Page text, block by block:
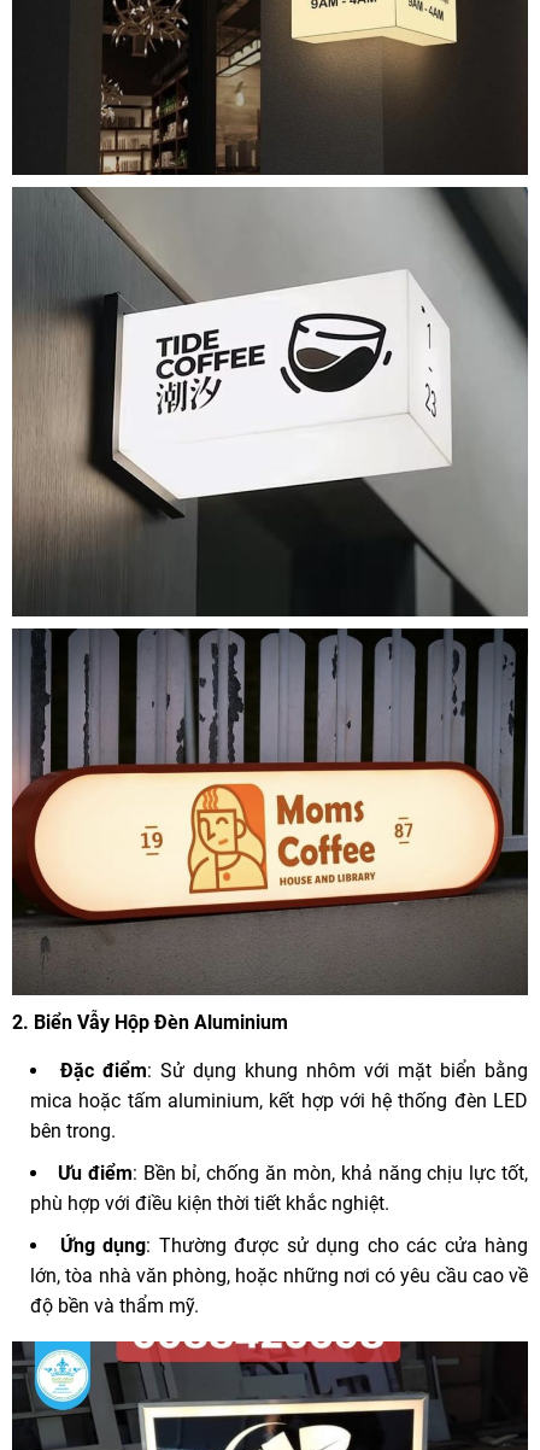
2. Biển Vẫy Hộp Đèn Aluminium
Đặc điểm: Sử dụng khung nhôm với mặt biển bằng
mica hoặc tấm aluminium, kết hợp với hệ thống đèn LED
bên trong.
Ưu điểm: Bền bỉ, chống ăn mòn, khả năng chịu lực tốt,
phù hợp với điều kiện thời tiết khắc nghiệt.
Ứng dụng: Thường được sử dụng cho các cửa hàng
lớn, tòa nhà văn phòng, hoặc những nơi có yêu cầu cao về
độ bền và thẩm mỹ.